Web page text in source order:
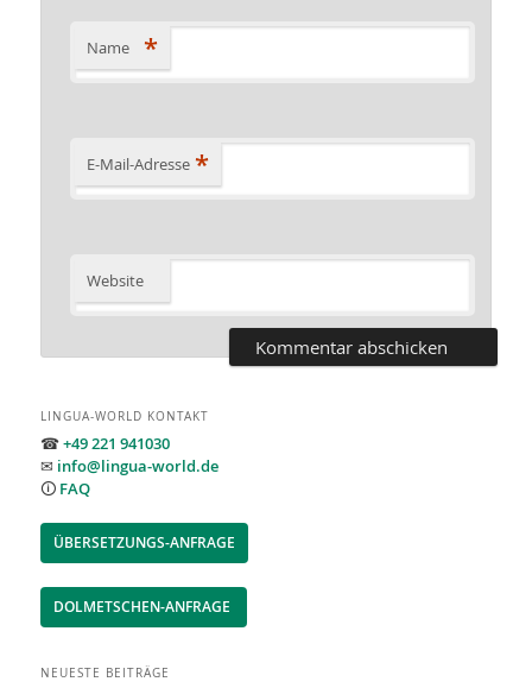
Name *
E-Mail-Adresse *
Website
LINGUA-WORLD KONTAKT
☎+49 221 941030
✉ info@lingua-world.de
🛈 FAQ
ÜBERSETZUNGS-ANFRAGE
DOLMETSCHEN-ANFRAGE
NEUESTE BEITRÄGE